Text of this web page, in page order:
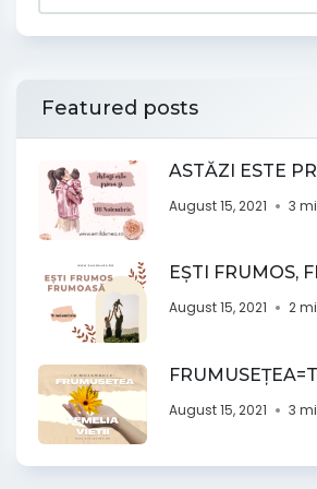
Featured posts
ASTĂZI ESTE
August 15, 2021 3
EȘTI FRUMOS,
August 15, 2021 2
August 15, 2021 3